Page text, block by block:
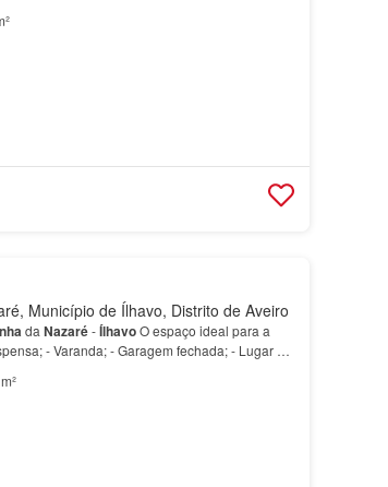
Município de Ílhavo, Distrito de Aveiro
da Nazaré-ÍlhavoO espaço ideal para a
- Varanda; - Garagem fechada; - Lugar de